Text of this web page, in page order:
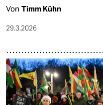
Von Timm Kühn
29.3.2026